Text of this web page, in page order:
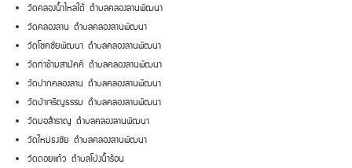
วัดคลองน้ำไหลใต้ ตำบลคลองลานพัฒนา
วัดคลองลาน ตำบลคลองลานพัฒนา
วัดโชคชัยพัฒนา ตำบลคลองลานพัฒนา
วัดท่าข้ามสามัคคี ตำบลคลองลานพัฒนา
วัดปากคลองลาน ตำบลคลองลานพัฒนา
วัดป่าเจริญธรรม ตำบลคลองลานพัฒนา
วัดมอสำราญ ตำบลคลองลานพัฒนา
วัดใหม่ธงชัย ตำบลคลองลานพัฒนา
วัดดอยแก้ว ตำบลโป่งน้ำร้อน